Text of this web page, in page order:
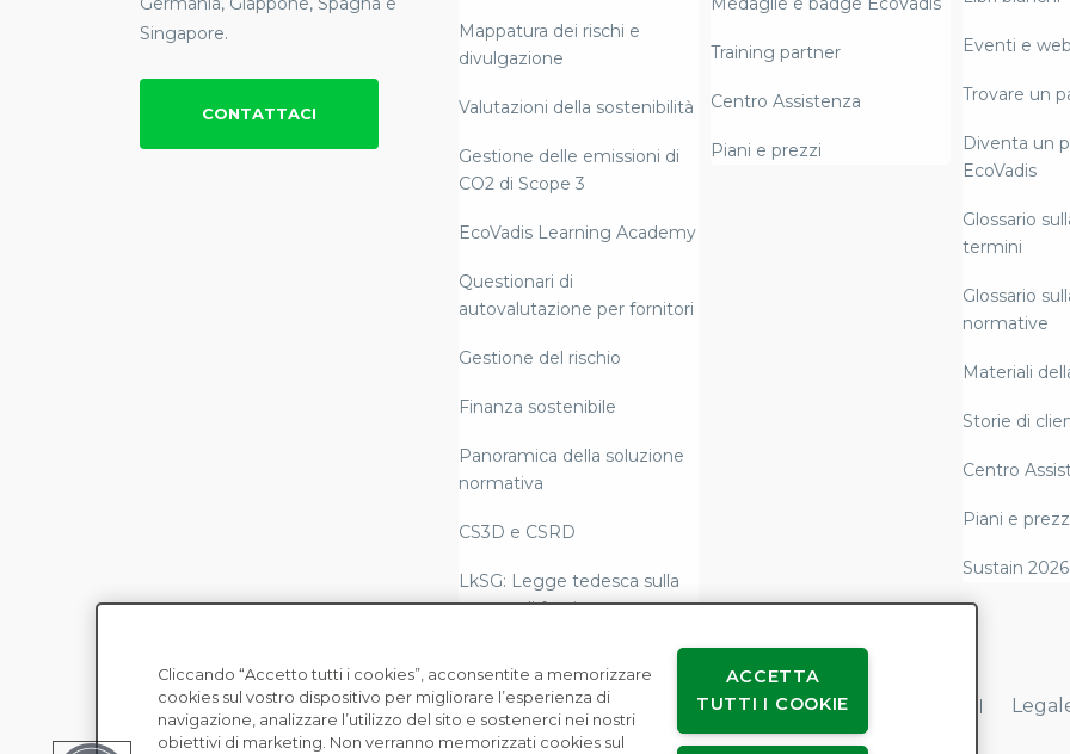
Singapore.
CONTATTACI
Mappatura dei rischi e
divulgazione
Valutazioni della sostenibilità
Gestione delle emissioni di
CO2 di Scope 3
EcoVadis Learning Academy
Questionari di
autovalutazione per fornitori
Gestione del rischio
Finanza sostenibile
Panoramica della soluzione
normativa
CS3D e CSRD
LkSG: Legge tedesca sulla
catena di fornitura
conformità normativa di
Scope 3
Training partner
Centro Assistenza
Piani e prezzi
Eventi e
Trovare un
Diventa un
EcoVadis
Glossario
termini
Glossario
normative
Materiali
Storie di
Centro
Piani e
Sustain 2026
Copyright © EcoVadis Accordi con gli utenti Privacy dei dati
Cliccando “Accetto tutti i cookies”, acconsentite a memorizzare
cookies sul vostro dispositivo per migliorare l’esperienza di
navigazione, analizzare l’utilizzo del sito e sostenerci nei nostri
obiettivi di marketing. Non verranno memorizzati cookies sul
ACCETTA
TUTTI I COOKIE